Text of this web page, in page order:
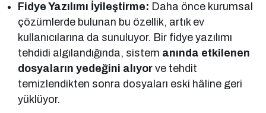
Fidye Yazılımı İyileştirme: Daha önce kurumsal
çözümlerde bulunan bu özellik, artık ev
kullanıcılarına da sunuluyor. Bir fidye yazılımı
tehdidi algılandığında, sistem anında etkilenen
dosyaların yedeğini alıyor ve tehdit
temizlendikten sonra dosyaları eski hâline geri
yüklüyor.